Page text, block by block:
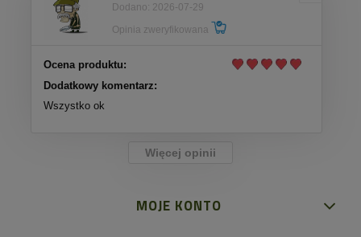
Dodano: 2026-07-29
Opinia zweryfikowana
Ocena produktu:
Dodatkowy komentarz:
Wszystko ok
Więcej opinii
MOJE KONTO